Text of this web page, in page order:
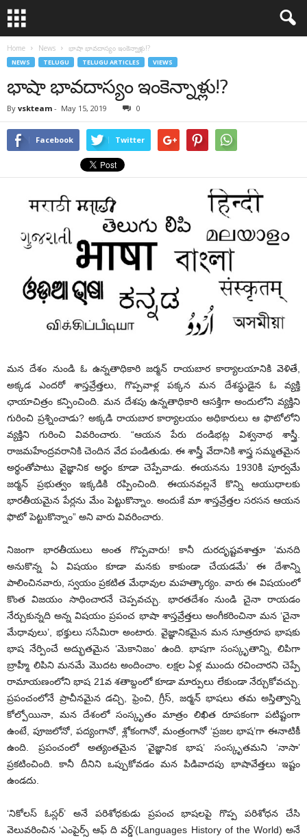
Home News భాషా భావదాస్యం ఇంకెన్నాళ్లు!?
NEWS TELUGU TELUGU ARTICLES VIEWS
భాషా భావదాస్యం ఇంకెన్నాళ్లు!?
By vskteam - May 15, 2019 0
Facebook Twitter
మన దేశం నుండి ఓ ఉన్నతాధికారి జర్మన్ రాయబార కార్యాలయానికి వెళితే,
అక్కడ ఎందరో శాస్తవ్రేత్తలు, గొప్పవాళ్ల పక్కన మన దేశస్థుడైన ఓ వ్యక్తి
ఛాయాచిత్రం కన్పించింది. మన దేశపు ఉన్నతాధికారి ఆసక్తిగా అందులోని వ్యక్తిని
గురించి ప్రశ్నించాడు? అక్కడి రాయబార కార్యాలయం అధికారులు ఆ ఫొటోలోని
వ్యక్తిని గురించి వివరించారు. “ఆయన పేరు దండిభట్ల విశ్వనాథ శాస్త్రీ.
రాజమహేంద్రవరానికి చెందిన వేద పండితుడు. ఈ శాస్త్రీ వేదానికి శాస్త్ర సమ్మతమైన
అర్థంతోపాటు వైజ్ఞానిక అర్థం కూడా చెప్పేవాడు. ఈయనను 1930కి పూర్వమే
జర్మన్ ప్రభుత్వం ఇక్కడికి రప్పించింది. ఈయనవల్లనే కొన్ని ఆయుధాలకు
భారతీయమైన పేర్లను మేం పెట్టుకొన్నాం. అందుకే మా శాస్తవ్రేత్తల సరసన ఆయన
ఫొటో పెట్టుకొన్నాం” అని వారు వివరించారు.
నిజంగా భారతీయులు అంత గొప్పవారు! కానీ దురదృష్టవశాత్తూ ‘మనది
అనుకొన్న ఏ విషయం కూడా మనకు కాకుండా చేయడమే’ ఈ దేశాన్ని
పాలించినవారు, స్వయం ప్రకటిత మేధావుల మహత్కార్యం. వారు ఈ విషయంలో
కొంత విజయం సాధించారనే చెప్పవచ్చు. భారతదేశం నుండి చైనా రాయడం
నేర్చుకున్నది అన్న విషయం ప్రపంచ భాషా శాస్తవ్రేత్తలు అంగీకరించినా మన ‘చైనా
మేధావులు’, భక్తులు ససేమిరా అంటారు. వైజ్ఞానికమైన మన సూత్రరూప భాషకు
భాష నేర్పించే అద్భుతమైన ‘మెకానిజం’ ఉంది. భాషగా సంస్కృతాన్ని, లిపిగా
బ్రాహ్మీ లిపిని మనమే మొదట అందించాం. లక్షల ఏళ్ల ముందు రచించారని చెప్పే
రామాయణంలోని భాష 21వ శతాబ్దంలో కూడా మార్పులు లేకుండా నేర్చుకోవచ్చు.
ప్రపంచంలోనే ప్రాచీనమైన డచ్చి, ఫ్రెంచి, గ్రీస్, జర్మన్ భాషలు తమ అస్తిత్వాన్ని
కోల్పోయినా, మన దేశంలో సంస్కృతం మాత్రం లిఖిత రూపకంగా పటిష్టంగా
ఉంటే, పూజలోనో, పద్యంగానో, శ్లోకంగానో, మంత్రంగానో ‘ప్రజల భాష’గా ఈనాటికీ
ఉంది. ప్రపంచంలో అత్యంతమైన ‘వైజ్ఞానిక భాష’ సంస్కృతమని ‘నాసా’
ప్రకటించింది. కానీ దీనిని ఒప్పుకోవడం మన పిడివాదపు భాషావేత్తలు ఇష్టం
ఉండదు.
‘నికోలస్ ఓస్లర్’ అనే పరిశోధకుడు ప్రపంచ భాషలపై గొప్ప పరిశోధన చేసి
వెలువరించిన ‘ఎంపైర్స్ ఆఫ్ ది వర్డ్’(Languages History of the World) అనే